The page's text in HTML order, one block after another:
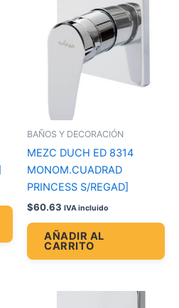
BAÑOS Y DECORACIÓN
MEZC DUCH ED 8314
MONOM.CUADRAD
PRINCESS S/REGAD]
$60.63 IVA incluido
AÑADIR AL
CARRITO